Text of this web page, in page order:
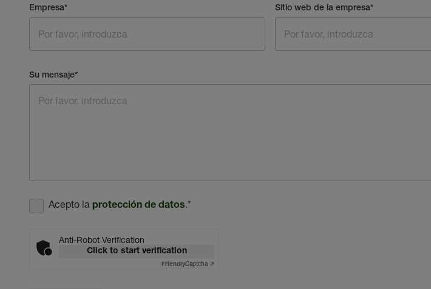
Empresa* Sitio web de la empresa*
Su mensaje*
Acepto la protección de datos.*
Anti-Robot Verification
Click to start verification
FriendlyCaptcha ⇗